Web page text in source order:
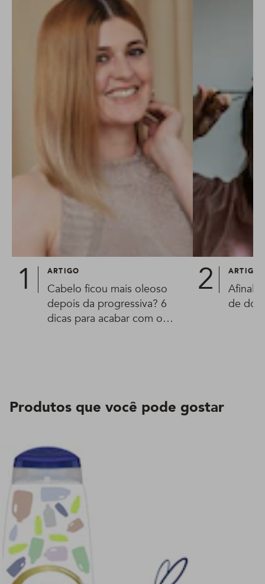
ARTIGO
Cabelo ficou mais oleoso
depois da progressiva? 6
dicas para acabar com o
ARTIGO
Afinal,
de
Produtos que você pode gostar